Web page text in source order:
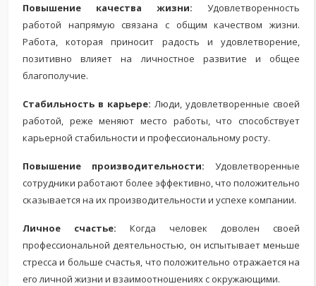
Повышение качества жизни: Удовлетворенность
работой напрямую связана с общим качеством жизни.
Работа, которая приносит радость и удовлетворение,
позитивно влияет на личностное развитие и общее
благополучие.
Стабильность в карьере: Люди, удовлетворенные своей
работой, реже меняют место работы, что способствует
карьерной стабильности и профессиональному росту.
Повышение производительности: Удовлетворенные
сотрудники работают более эффективно, что положительно
сказывается на их производительности и успехе компании.
Личное счастье: Когда человек доволен своей
профессиональной деятельностью, он испытывает меньше
стресса и больше счастья, что положительно отражается на
его личной жизни и взаимоотношениях с окружающими.